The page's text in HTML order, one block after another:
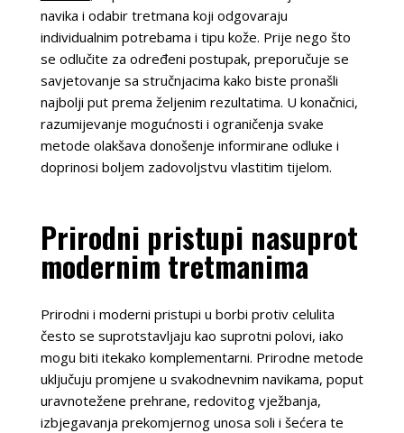
navika i odabir tretmana koji odgovaraju
individualnim potrebama i tipu kože. Prije nego što
se odlučite za određeni postupak, preporučuje se
savjetovanje sa stručnjacima kako biste pronašli
najbolji put prema željenim rezultatima. U konačnici,
razumijevanje mogućnosti i ograničenja svake
metode olakšava donošenje informirane odluke i
doprinosi boljem zadovoljstvu vlastitim tijelom.
Prirodni pristupi nasuprot
modernim tretmanima
Prirodni i moderni pristupi u borbi protiv celulita
često se suprotstavljaju kao suprotni polovi, iako
mogu biti itekako komplementarni. Prirodne metode
uključuju promjene u svakodnevnim navikama, poput
uravnotežene prehrane, redovitog vježbanja,
izbjegavanja prekomjernog unosa soli i šećera te